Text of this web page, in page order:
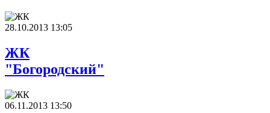
28.10.2013 13:05
ЖК
"Богородский"
06.11.2013 13:50